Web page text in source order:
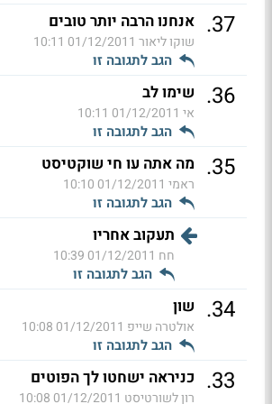
37
. אנחנו הרבה יותר טובים
שוקו ליאור 01/12/2011 10:11
הגב לתגובה זו
36
. שימו לב
אי 01/12/2011 10:11
הגב לתגובה זו
35
. מה אתה עו חי שוקטיסט
ראמי 01/12/2011 10:10
הגב לתגובה זו
תעקוב אחריו
חח 01/12/2011 10:39
הגב לתגובה זו
34
. שון
אולטרה שייפ 01/12/2011 10:08
הגב לתגובה זו
33
. כניראה ישחטו לך הפוטים
רון לשורטיסט 01/12/2011 10:08